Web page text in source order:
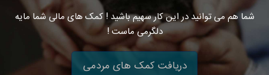
شما هم می توانید در این کار سهیم باشید ! کمک های مالی شما مایه
دلگرمی ماست !
دریافت کمک های مردمی